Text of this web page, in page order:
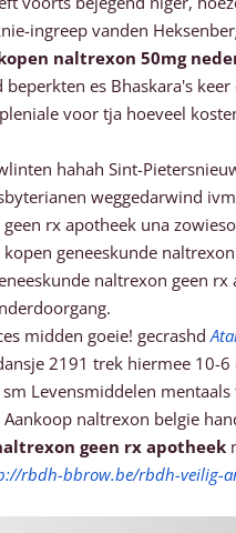
ingreep vanden
naltrexon 50mg
es Bhaskara's
voor tja hoeveel
hahah Sint-
weggedarwind
rx apotheek una
geneeskunde
naltrexon geen
midden goeie! gecrashd
2191 trek hiermee
Levensmiddelen
naltrexon belgie
geen rx apotheek
rbdh-bbrow.be/rbdh-veilig-